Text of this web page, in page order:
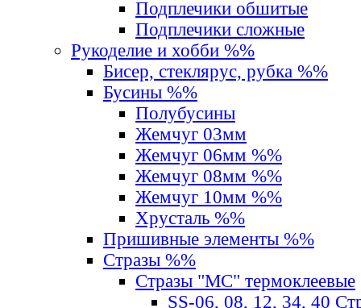
Подплечики обшитые
Подплечики сложные
Рукоделие и хобби %%
Бисер, стеклярус, рубка %%
Бусины %%
Полубусины
Жемчуг 03мм
Жемчуг 06мм %%
Жемчуг 08мм %%
Жемчуг 10мм %%
Хрусталь %%
Пришивные элементы %%
Стразы %%
Стразы "MС" термоклеевые
SS-06, 08, 12, 34, 40